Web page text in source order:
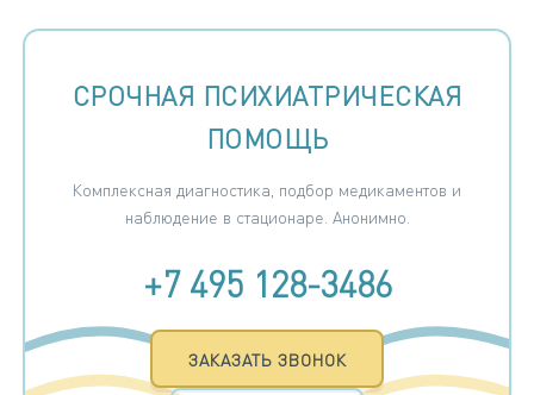
СРОЧНАЯ ПСИХИАТРИЧЕСКАЯ
ПОМОЩЬ
Комплексная диагностика, подбор медикаментов и
наблюдение в стационаре. Анонимно.
+7 495 128-3486
ЗАКАЗАТЬ ЗВОНОК